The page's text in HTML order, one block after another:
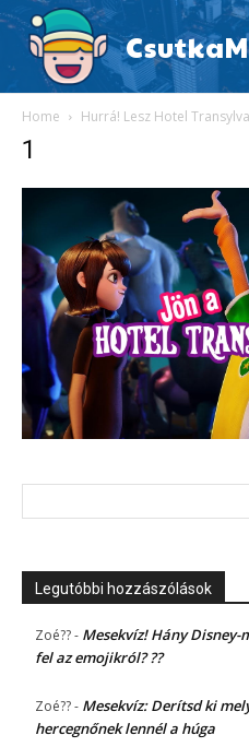
Home Hurrá! Lesz Hotel
1
Legutóbbi hozzászólások
Zoé??- Mesekvíz! Hány Disney-
fel az emojikról? ??
Zoé??- Mesekvíz: Derítsd ki
hercegnőnek lennél a húga